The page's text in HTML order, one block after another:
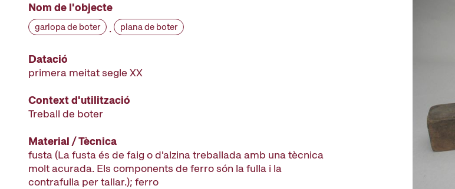
Nom de l'objecte
garlopa de boter · plana de boter
Datació
primera meitat segle XX
Context d'utilització
Treball de boter
Material / Tècnica
fusta (La fusta és de faig o d'alzina treballada amb una tècnica
molt acurada. Els components de ferro són la fulla i la
contrafulla per tallar.); ferro